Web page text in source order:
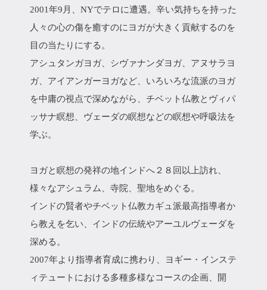
2001年9月、NYでテロに遭遇。辛い気持ちを持った
人々の心の傷を癒すのにヨガが大きく貢献するのを
目の当たりにする。
アシュタンガヨガ、シヴァナンダヨガ、アヌサラヨ
ガ、アイアンガーヨガなど、いろいろな流派のヨガ
を中庸の視点で深めながら、チベット仏教とヴィパ
ッサナ瞑想、ヴェーダの瞑想などの瞑想や呼吸法を
学ぶ。
ヨガと瞑想の発祥の地インドへ２８回以上訪れ、
様々なアシュラム、寺院、聖地をめぐる。
インドの賢者やチベット仏教カギュ派最高指導者か
ら教えを乞い、インドの伝統やアーユルヴェーダを
深める。
2007年より指導者育成に携わり、ヨギー・インステ
ィテュートにおける多種多様なコースの企画、開